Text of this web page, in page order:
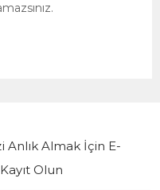
Almak İçin E-
Olun